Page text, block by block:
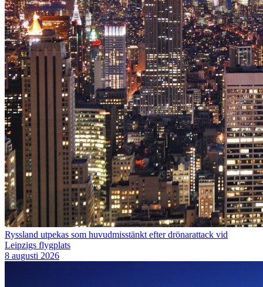
Ryssland utpekas som huvudmisstänkt efter drönarattack vid
Leipzigs flygplats
8 augusti 2026